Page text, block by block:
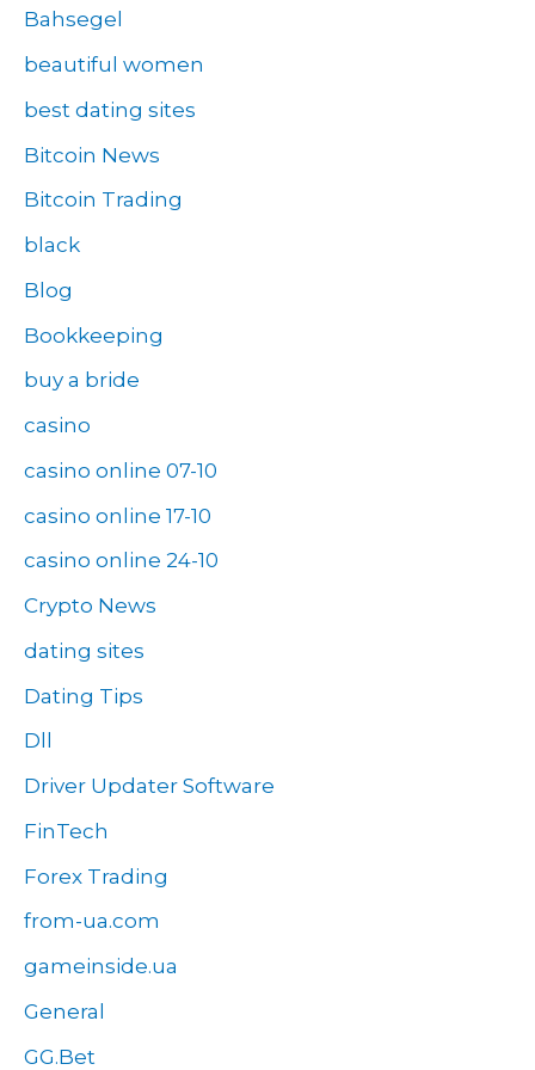
Bahsegel
beautiful women
best dating sites
Bitcoin News
Bitcoin Trading
black
Blog
Bookkeeping
buy a bride
casino
casino online 07-10
casino online 17-10
casino online 24-10
Crypto News
dating sites
Dating Tips
Dll
Driver Updater Software
FinTech
Forex Trading
from-ua.com
gameinside.ua
General
GG.Bet